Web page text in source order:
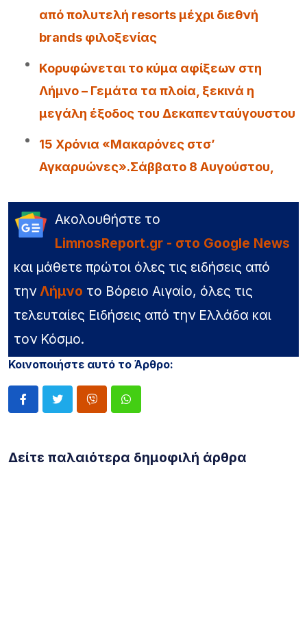
από πολυτελή resorts μέχρι διεθνή
brands φιλοξενίας
Κορυφώνεται το κύμα αφίξεων στη
Λήμνο – Γεμάτα τα πλοία, ξεκινά η
μεγάλη έξοδος του Δεκαπενταύγουστου
15 Χρόνια «Μακαρόνες στσ’
Αγκαρυώνες».Σάββατο 8 Αυγούστου,
Ακολουθήστε το
LimnosReport.gr - στο Google News
και μάθετε πρώτοι όλες τις ειδήσεις από
την Λήμνο το Βόρειο Αιγαίο, όλες τις
τελευταίες Ειδήσεις από την Ελλάδα και
τον Κόσμο.
Κοινοποιήστε αυτό το Άρθρο:
Δείτε παλαιότερα δημοφιλή άρθρα